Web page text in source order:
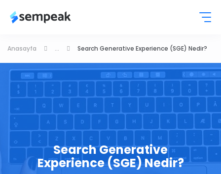
Anasayfa ... Search Generative Experience (SGE) Nedir?
Search Generative
Experience (SGE) Nedir?